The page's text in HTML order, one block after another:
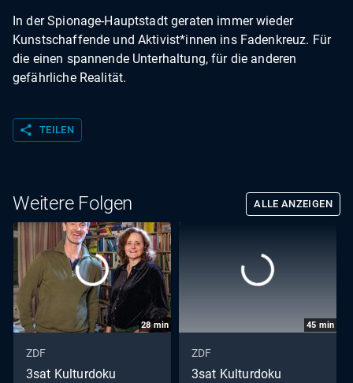
In der Spionage-Hauptstadt geraten immer wieder
Kunstschaffende und Aktivist*innen ins Fadenkreuz. Für
die einen spannende Unterhaltung, für die anderen
gefährliche Realität.
share TEILEN
Weitere Folgen ALLE ANZEIGEN
28min
ZDF
3sat Kulturdoku
45 min
ZDF
3sat Kulturdoku